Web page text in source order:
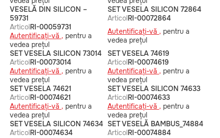
VESELĂ DIN SILICON –
59731
ArticolRI-00059731
Autentificați-vă , pentru a
vedea prețul
SET VESELA SILICON 72864
ArticolRI-00072864
Autentificați-vă , pentru a
vedea prețul
SET VESELA SILICON 73014
ArticolRI-00073014
Autentificați-vă , pentru a
vedea prețul
SET VESELA 74619
ArticolRI-00074619
Autentificați-vă , pentru a
vedea prețul
SET VESELA 74621
ArticolRI-00074621
Autentificați-vă , pentru a
vedea prețul
SET VESELA SILICON 74633
ArticolRI-00074633
Autentificați-vă , pentru a
vedea prețul
SET VESELA SILICON 74634
ArticolRI-00074634
SET VESELĂ BAMBUS_74884
ArticolRI-00074884